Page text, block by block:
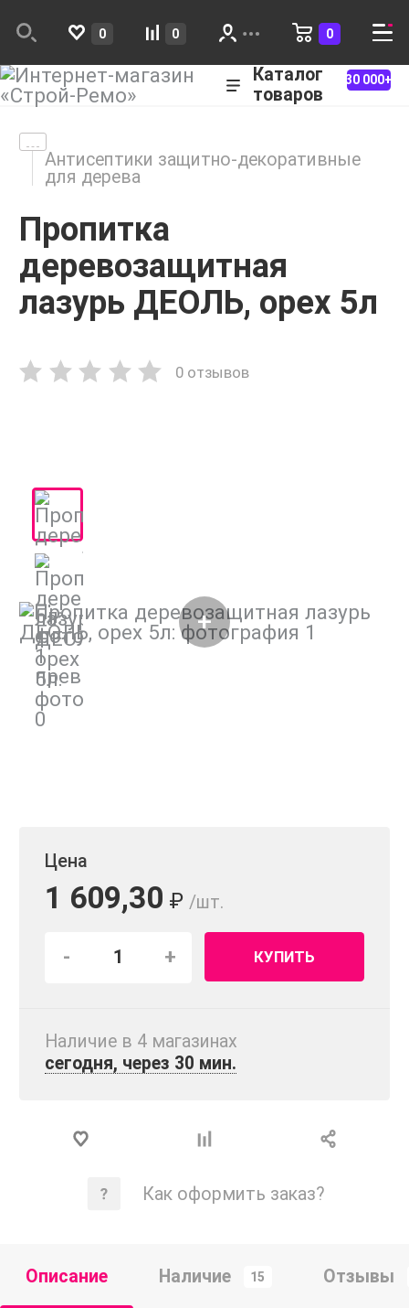
0 0 0
Каталог
товаров
30 000+
Антисептики защитно-декоративные
для дерева
Пропитка
деревозащитная
лазурь ДЕОЛЬ, орех 5л
0 отзывов
Цена
1 609,30 ₽ /шт.
- + КУПИТЬ
Наличие в 4 магазинах
сегодня, через 30 мин.
Как оформить заказ?
Описание Наличие 15 Отзывы